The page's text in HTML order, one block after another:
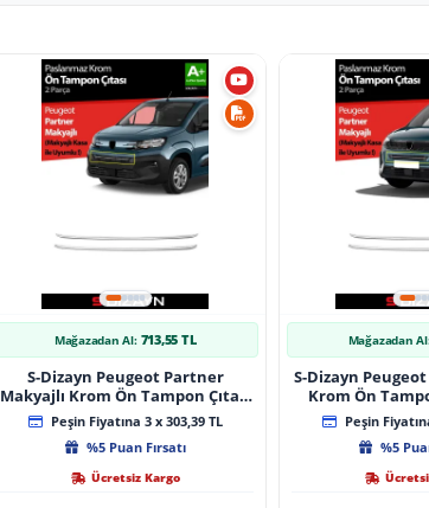
Mağazadan Al: 713,55 TL
S-Dizayn Peugeot Partner
Makyajlı Krom Ön Tampon Çıtası
2 Prç 2023 Üzeri A+ Kalite
Peşin Fiyatına 3 x 303,39 TL
%5 Puan Fırsatı
Ücretsiz Kargo
Mağazadan
S-Dizayn
Krom Ön
2024 Üzeri
Peşin
%5